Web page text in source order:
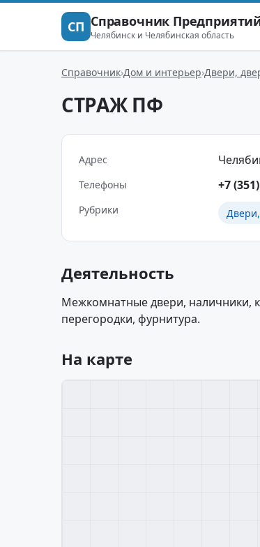
СП Справочник
Челябинск и Челябинская область
Справочник Дом и интерьер Двери,
СТРАЖ ПФ
Адрес
Телефоны +7
Рубрики
Деятельность
Межкомнатные двери, наличники,
перегородки, фурнитура.
На карте